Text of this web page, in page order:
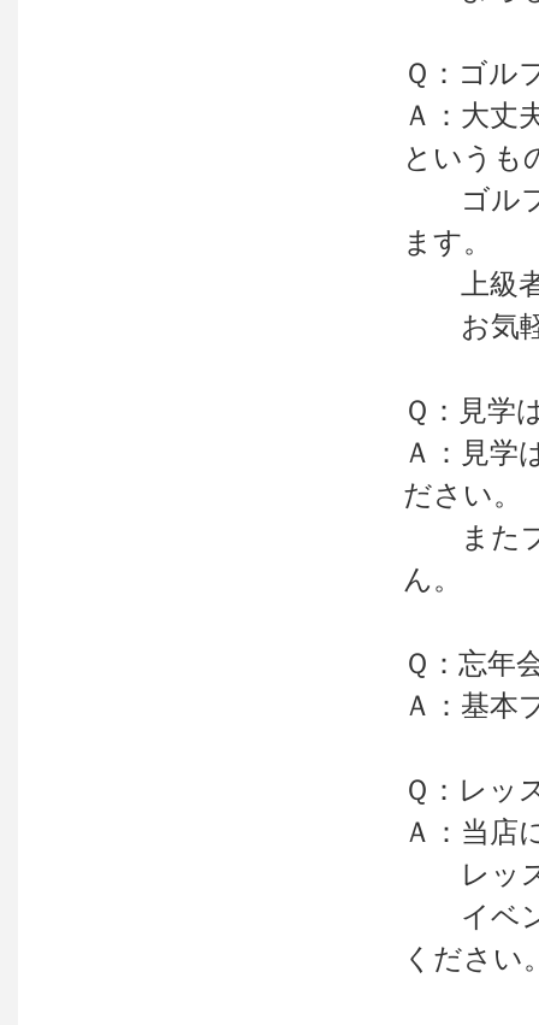
Ｑ：ゴル
Ａ：大丈
というも
ゴルフ
ます。
上級者
お気軽
Ｑ：見学
Ａ：見学
ださい。
またプ
ん。
Ｑ：忘年
Ａ：基本
Ｑ：レッ
Ａ：当店
レッス
イベン
ください